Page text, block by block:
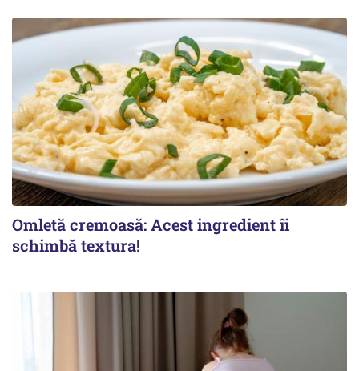
Omletă cremoasă: Acest ingredient îi
schimbă textura!